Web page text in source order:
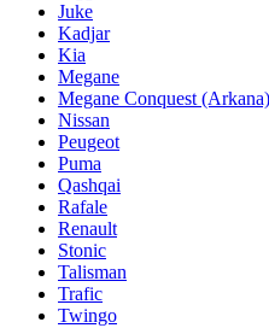
Juke
Kadjar
Kia
Megane
Megane Conquest (Arkana)
Nissan
Peugeot
Puma
Qashqai
Rafale
Renault
Stonic
Talisman
Trafic
Twingo